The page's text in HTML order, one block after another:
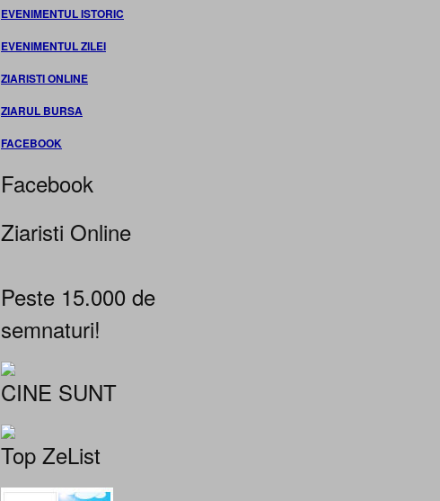
EVENIMENTUL ISTORIC
EVENIMENTUL ZILEI
ZIARISTI ONLINE
ZIARUL BURSA
FACEBOOK
Facebook
Ziaristi Online
Peste 15.000 de
semnaturi!
CINE SUNT
Top ZeList